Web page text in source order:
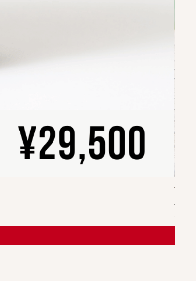
가격